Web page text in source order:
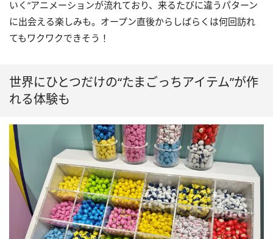
いく”アニメーションが流れており、来るたびに違うパターン
に出会える楽しみも。オープン直後からしばらくは何回訪れ
てもワクワクできそう！
世界にひとつだけの“たまごっちアイテム”が作
れる体験も